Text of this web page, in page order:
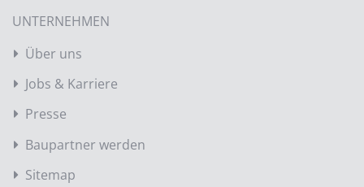
UNTERNEHMEN
Über uns
Jobs & Karriere
Presse
Baupartner werden
Sitemap